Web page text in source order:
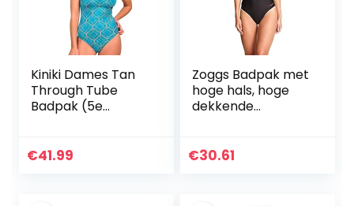
Kiniki Dames Tan
Through Tube
Badpak (5e
€41.99
Zoggs Badpak met
hoge hals, hoge
dekkende
keuze voor training
€30.61